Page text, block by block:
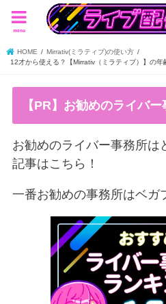
menu
HOME
Mirrativ(ミラティブ)の使い方
12才から使える？【Mirrativ（ミラティブ）】の年
【PR】お勧めのライバ
お勧めのライバー事務所は
記事はこちら！
一番お勧めの事務所はベガ